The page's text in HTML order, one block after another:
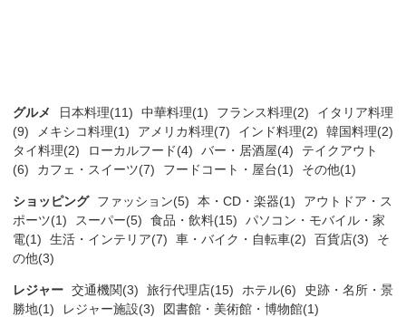
グルメ 日本料理(11) 中華料理(1) フランス料理(2)
イタリア料理
(9)
メキシコ料理(1) アメリカ料理(7) インド料理(2)
韓国料理(2)
タイ料理(2)
ローカルフード(4) バー・居酒屋(4)
テイクアウト
(6)
カフェ・スイーツ(7) フードコート・屋台(1) その他(1)
ショッピング ファッション(5) 本・CD・楽器(1)
アウトドア・ス
ポーツ(1)
スーパー(5) 食品・飲料(15)
パソコン・モバイル・家
電(1)
生活・インテリア(7) 車・バイク・自転車(2) 百貨店(3)
そ
の他(3)
レジャー 交通機関(3) 旅行代理店(15) ホテル(6)
史跡・名所・景
勝地(1)
レジャー施設(3) 図書館・美術館・博物館(1)